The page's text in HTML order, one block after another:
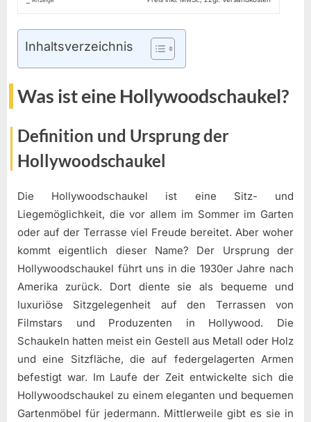
Inhaltsverzeichnis
Was ist eine Hollywoodschaukel?
Definition und Ursprung der
Hollywoodschaukel
Die Hollywoodschaukel ist eine Sitz- und
Liegemöglichkeit, die vor allem im Sommer im Garten
oder auf der Terrasse viel Freude bereitet. Aber woher
kommt eigentlich dieser Name? Der Ursprung der
Hollywoodschaukel führt uns in die 1930er Jahre nach
Amerika zurück. Dort diente sie als bequeme und
luxuriöse Sitzgelegenheit auf den Terrassen von
Filmstars und Produzenten in Hollywood. Die
Schaukeln hatten meist ein Gestell aus Metall oder Holz
und eine Sitzfläche, die auf federgelagerten Armen
befestigt war. Im Laufe der Zeit entwickelte sich die
Hollywoodschaukel zu einem eleganten und bequemen
Gartenmöbel für jedermann. Mittlerweile gibt es sie in